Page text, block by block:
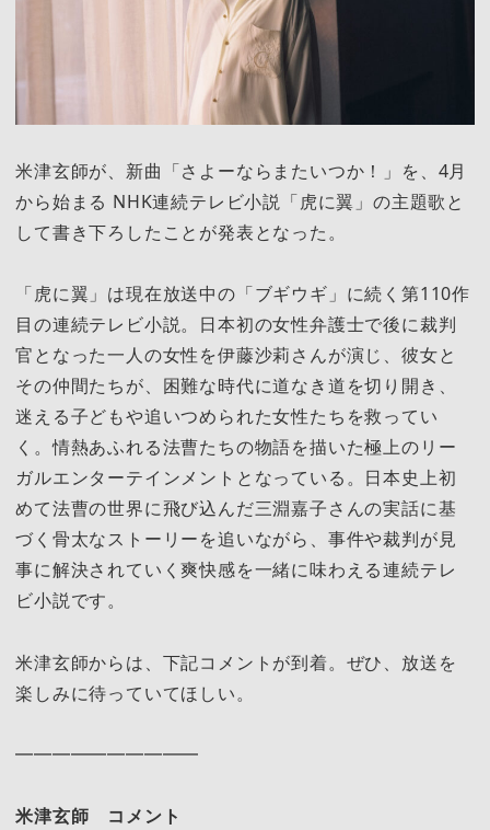
米津玄師が、新曲「さよーならまたいつか！」を、4月
から始まる NHK連続テレビ小説「虎に翼」の主題歌と
して書き下ろしたことが発表となった。
「虎に翼」は現在放送中の「ブギウギ」に続く第110作
目の連続テレビ小説。日本初の女性弁護士で後に裁判
官となった一人の女性を伊藤沙莉さんが演じ、彼女と
その仲間たちが、困難な時代に道なき道を切り開き、
迷える子どもや追いつめられた女性たちを救ってい
く。情熱あふれる法曹たちの物語を描いた極上のリー
ガルエンターテインメントとなっている。日本史上初
めて法曹の世界に飛び込んだ三淵嘉子さんの実話に基
づく骨太なストーリーを追いながら、事件や裁判が見
事に解決されていく爽快感を一緒に味わえる連続テレ
ビ小説です。
米津玄師からは、下記コメントが到着。ぜひ、放送を
楽しみに待っていてほしい。
━━━━━━━━━━
米津玄師 コメント